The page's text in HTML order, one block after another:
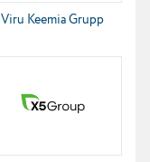
Viru Keemia Grupp